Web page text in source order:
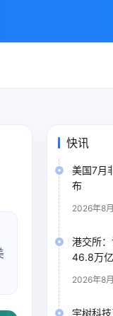
快讯
美国7月
布
2026年8
港交所
46.8万
2026年8
宇树科